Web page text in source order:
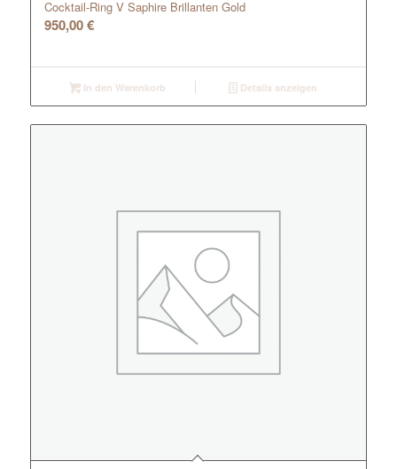
Cocktail-Ring V Saphire Brillanten Gold
950,00€
In den Warenkorb Details anzeigen